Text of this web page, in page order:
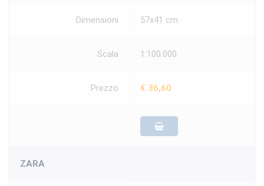
Dimensioni 57x41 cm
Scala 1:100.000
Prezzo € 36,60
ZARA